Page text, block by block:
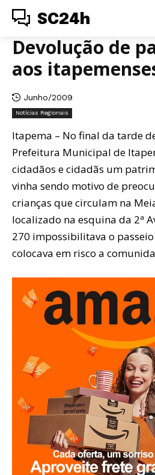
SC24h
Devolução de
aos
Junho/2009
Notícias Regionais
Itapema – No final da tarde
Prefeitura Municipal de
cidadãos e cidadãs um
vinha sendo motivo de
crianças que circulam na
localizado na esquina da 2ª
270 impossibilitava o
colocava em risco a